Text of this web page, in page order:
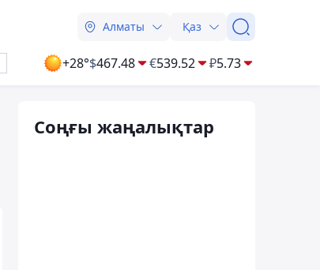
Алматы Қаз
+28°$467.48 €539.52 ₽5.73
Соңғы жаңалықтар